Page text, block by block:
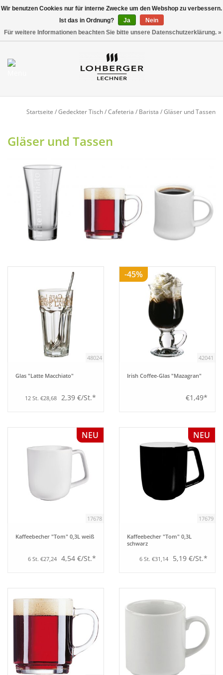
Mein Konto / Kundenkonto
Startseite
NEU
Gedeckter Tisch
Buffet
Fingerfood
Einrichtung
Berufsbekleidung
Startseite /Gedeckter Tisch/Cafeteria / Barista /Gläser und Tassen
Gläser und Tassen
48024
Glas "Latte Macchiato"
12 St. €28,68 2,39 €/St.*
-45%
42041
Irish Coffee-Glas "Mazagran"
€1,49*
NEU
17678
Kaffeebecher "Tom" 0,3L weiß
6 St. €27,24 4,54 €/St.*
NEU
17679
Kaffeebecher "Tom" 0,3L
schwarz
6 St. €31,14 5,19 €/St.*
Wir benutzen Cookies nur für interne Zwecke um den Webshop zu verbessern.
Ist das in Ordnung?
Ja
Nein
Für weitere Informationen beachten Sie bitte unsere Datenschutzerklärung. »